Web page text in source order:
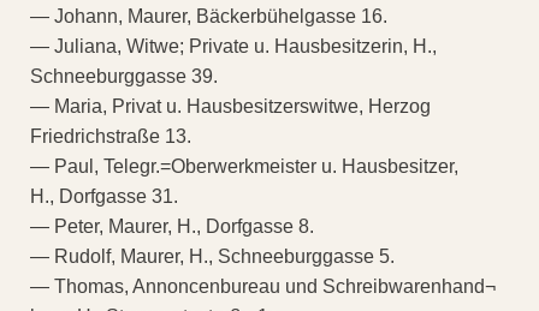
— Johann, Maurer, Bäckerbühelgasse 16.
— Juliana, Witwe; Private u. Hausbesitzerin, H.,
Schneeburggasse 39.
— Maria, Privat u. Hausbesitzerswitwe, Herzog
Friedrichstraße 13.
— Paul, Telegr.=Oberwerkmeister u. Hausbesitzer,
H., Dorfgasse 31.
— Peter, Maurer, H., Dorfgasse 8.
— Rudolf, Maurer, H., Schneeburggasse 5.
— Thomas, Annoncenbureau und Schreibwarenhand¬